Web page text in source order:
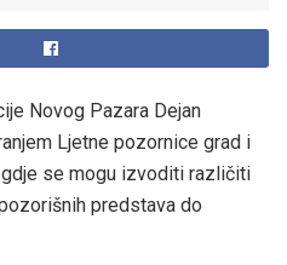
Novog Pazara Dejan
Ljetne pozornice grad i
se mogu izvoditi različiti
predstava do